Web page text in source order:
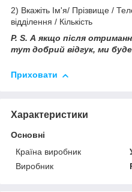
2) Вкажіть Ім'я/ Прізвище /
відділення / Кількість
P. S. А якщо після
тут добрий відгук, ми
Приховати
Характеристики
Основні
Країна виробник
Виробник